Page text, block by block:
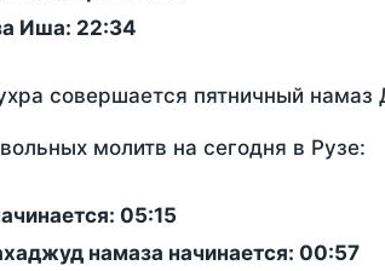
Иша: 22:34
совершается пятничный
молитв на сегодня в Рузе:
05:15
намаза начинается: 00:57